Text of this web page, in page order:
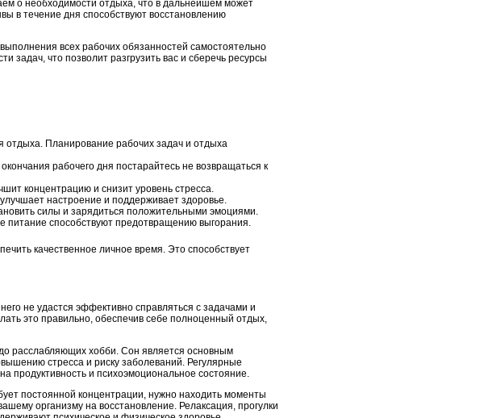
о необходимости отдыха, что в дальнейшем может
в течение дня способствуют восстановлению
всех рабочих обязанностей самостоятельно
задач, что позволит разгрузить вас и сберечь ресурсы
отдыха. Планирование рабочих задач и отдыха
рабочего дня постарайтесь не возвращаться к
концентрацию и снизит уровень стресса.
настроение и поддерживает здоровье.
силы и зарядиться положительными эмоциями.
питание способствуют предотвращению выгорания.
качественное личное время. Это способствует
не удастся эффективно справляться с задачами и
это правильно, обеспечив себе полноценный отдых,
расслабляющих хобби. Сон является основным
стресса и риску заболеваний. Регулярные
продуктивность и психоэмоциональное состояние.
постоянной концентрации, нужно находить моменты
организму на восстановление. Релаксация, прогулки